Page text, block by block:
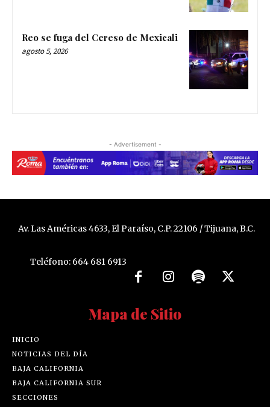
Reo se fuga del Cereso de Mexicali
agosto 5, 2026
- Advertisement -
Av. Las Américas 4633, El Paraíso, C.P. 22106 / Tijuana, B.C.
Teléfono: 664 681 6913
Mapa de Sitio
INICIO
NOTICIAS DEL DÍA
BAJA CALIFORNIA
BAJA CALIFORNIA SUR
SECCIONES